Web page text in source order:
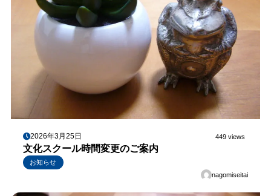
2026年3月25日 449 views
文化スクール時間変更のご案内
お知らせ
nagomiseitai